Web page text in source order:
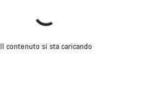
Il contenuto si sta caricando